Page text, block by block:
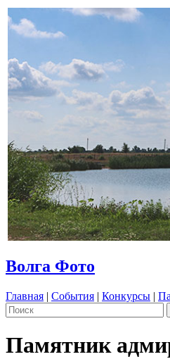
Волга Фото
Главная | События | Конкурсы |
Памятник